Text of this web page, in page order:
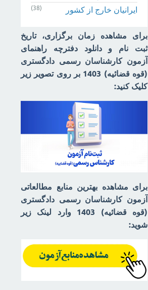
ایرانیان خارج از کشور (38)
برای مشاهده زمان برگزاری، تاریخ
ثبت نام و دانلود دفترچه راهنمای
آزمون کارشناسان رسمی دادگستری
(قوه قضائیه) 1403 بر روی تصویر زیر
کلیک کنید:
برای مشاهده بهترین منابع مطالعاتی
آزمون کارشناسان رسمی دادگستری
(قوه قضائیه) 1403 وارد لینک زیر
شوید: